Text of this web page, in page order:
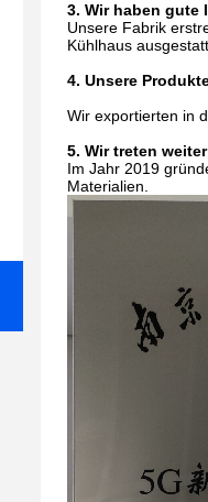
3. Wir haben gute
Unsere Fabrik
Kühlhaus
4. Unsere
Wir exportierten in
5. Wir treten
Im Jahr 2019
Materialien.